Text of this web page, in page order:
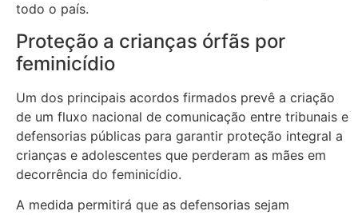
todo o país.
Proteção a crianças órfãs por
feminicídio
Um dos principais acordos firmados prevê a criação
de um fluxo nacional de comunicação entre tribunais e
defensorias públicas para garantir proteção integral a
crianças e adolescentes que perderam as mães em
decorrência do feminicídio.
A medida permitirá que as defensorias sejam